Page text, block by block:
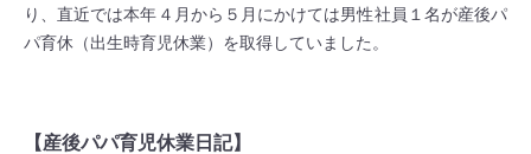
り、直近では本年４月から５月にかけては男性社員１名が産後パ
パ育休（出生時育児休業）を取得していました。
【産後パパ育児休業日記】